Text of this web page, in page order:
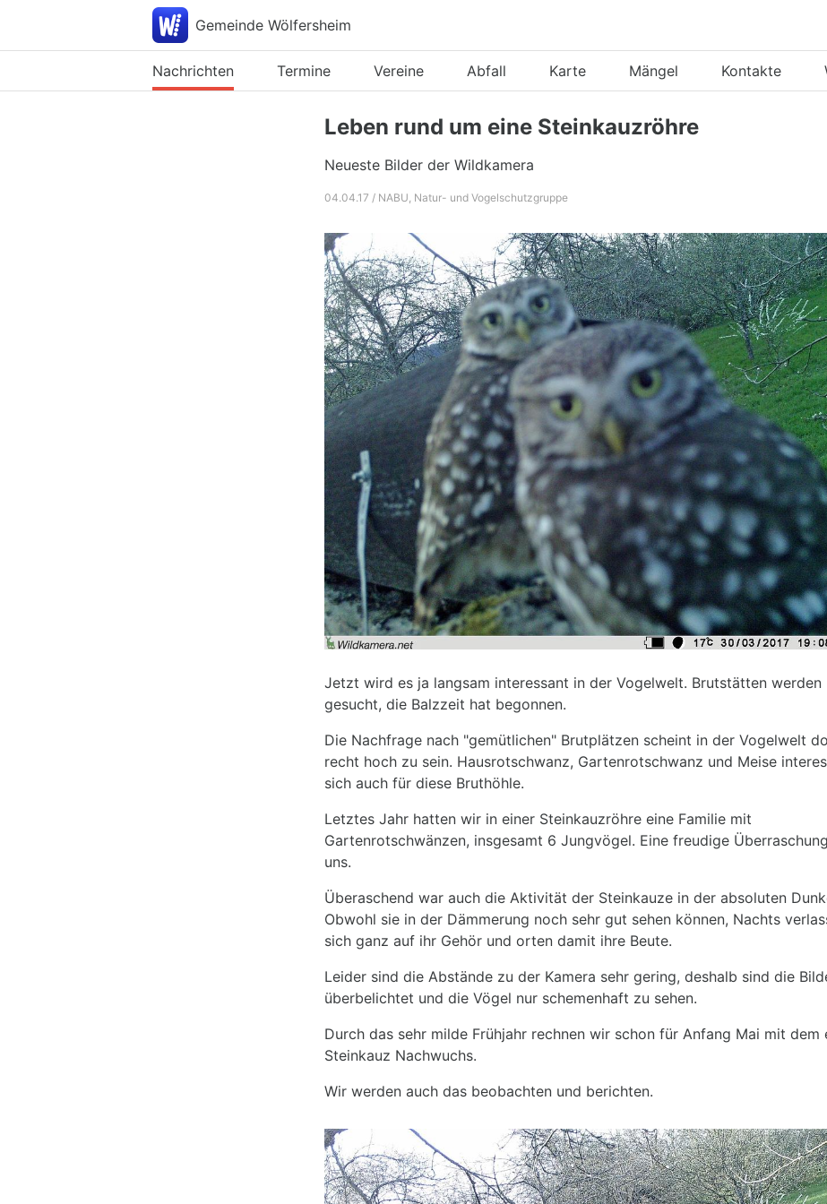
Gemeinde Wölfersheim
Nachrichten Termine Vereine Abfall Karte Mängel Kontakte
Leben rund um eine Steinkauzröhre
Neueste Bilder der Wildkamera
04.04.17 / NABU, Natur- und Vogelschutzgruppe
Jetzt wird es ja langsam interessant in der Vogelwelt. Brutstätten werden
gesucht, die Balzzeit hat begonnen.
Die Nachfrage nach "gemütlichen" Brutplätzen scheint in der Vogelwelt
recht hoch zu sein. Hausrotschwanz, Gartenrotschwanz und Meise
sich auch für diese Bruthöhle.
Letztes Jahr hatten wir in einer Steinkauzröhre eine Familie mit
Gartenrotschwänzen, insgesamt 6 Jungvögel. Eine freudige
uns.
Überaschend war auch die Aktivität der Steinkauze in der absoluten
Obwohl sie in der Dämmerung noch sehr gut sehen können, Nachts
sich ganz auf ihr Gehör und orten damit ihre Beute.
Leider sind die Abstände zu der Kamera sehr gering, deshalb sind die
überbelichtet und die Vögel nur schemenhaft zu sehen.
Durch das sehr milde Frühjahr rechnen wir schon für Anfang Mai mit dem
Steinkauz Nachwuchs.
Wir werden auch das beobachten und berichten.